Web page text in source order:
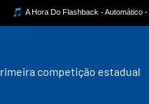
competição estadual